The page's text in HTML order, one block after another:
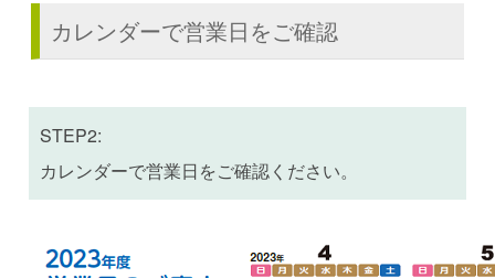
カレンダーで営業日をご確認
STEP2:
カレンダーで営業日をご確認ください。